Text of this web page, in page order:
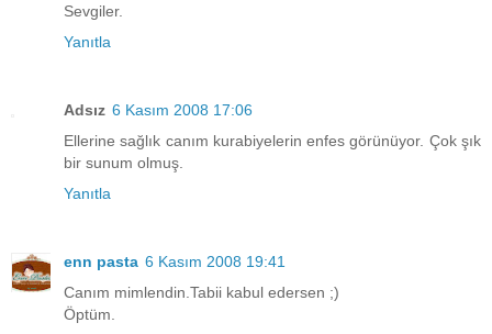
Sevgiler.
Yanıtla
Adsız 6 Kasım 2008 17:06
Ellerine sağlık canım kurabiyelerin enfes görünüyor. Çok şık
bir sunum olmuş.
Yanıtla
enn pasta 6 Kasım 2008 19:41
Canım mimlendin.Tabii kabul edersen ;)
Öptüm.